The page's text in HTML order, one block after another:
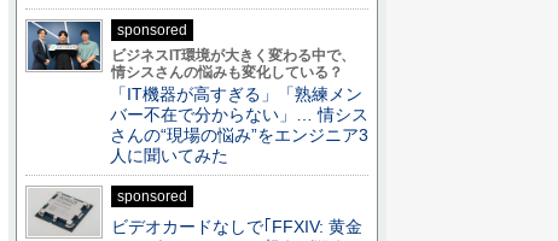
sponsored
ビジネスIT環境が大きく変わる中で、
情シスさんの悩みも変化している？
「IT機器が高すぎる」「熟練メン
バー不在で分からない」… 情シス
さんの“現場の悩み”をエンジニア3
人に聞いてみた
sponsored
ビデオカードなしで｢FFXIV: 黄金